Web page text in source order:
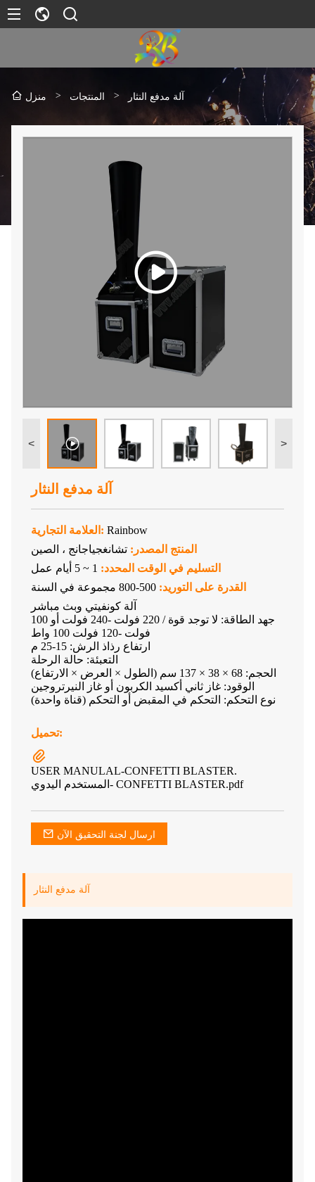
منزل > المنتجات > آلة مدفع النثار
< >
آلة مدفع النثار
العلامة التجارية: Rainbow
المنتج المصدر: تشانغجياجانج ، الصين
التسليم في الوقت المحدد: 1 ~ 5 أيام عمل
القدرة على التوريد: 500-800 مجموعة في السنة
آلة كونفيتي وبث مباشر
جهد الطاقة: لا توجد قوة / 220 فولت -240 فولت أو 100
فولت -120 فولت 100 واط
ارتفاع رذاذ الرش: 15-25 م
التعبئة: حالة الرحلة
الحجم: 68 × 38 × 137 سم (الطول × العرض × الارتفاع)
الوقود: غاز ثاني أكسيد الكربون أو غاز النيرتروجين
نوع التحكم: التحكم في المقبض أو التحكم (قناة واحدة)
تحميل:
USER MANULAL-CONFETTI BLASTER.
المستخدم اليدوي- CONFETTI BLASTER.pdf
ارسال لجنة التحقيق الآن
آلة مدفع النثار